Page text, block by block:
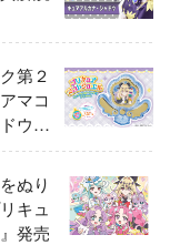
第２
マコ
ウ
特
ぬり
キュ
発売